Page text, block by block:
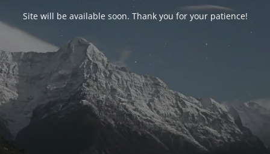
Site will be available soon. Thank you for your patience!